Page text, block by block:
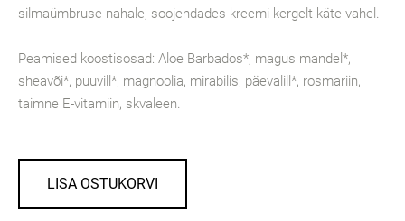
silmaümbruse nahale, soojendades kreemi kergelt käte vahel.
Peamised koostisosad: Aloe Barbados*, magus mandel*,
sheavõi*, puuvill*, magnoolia, mirabilis, päevalill*, rosmariin,
taimne E-vitamiin, skvaleen.
LISA OSTUKORVI